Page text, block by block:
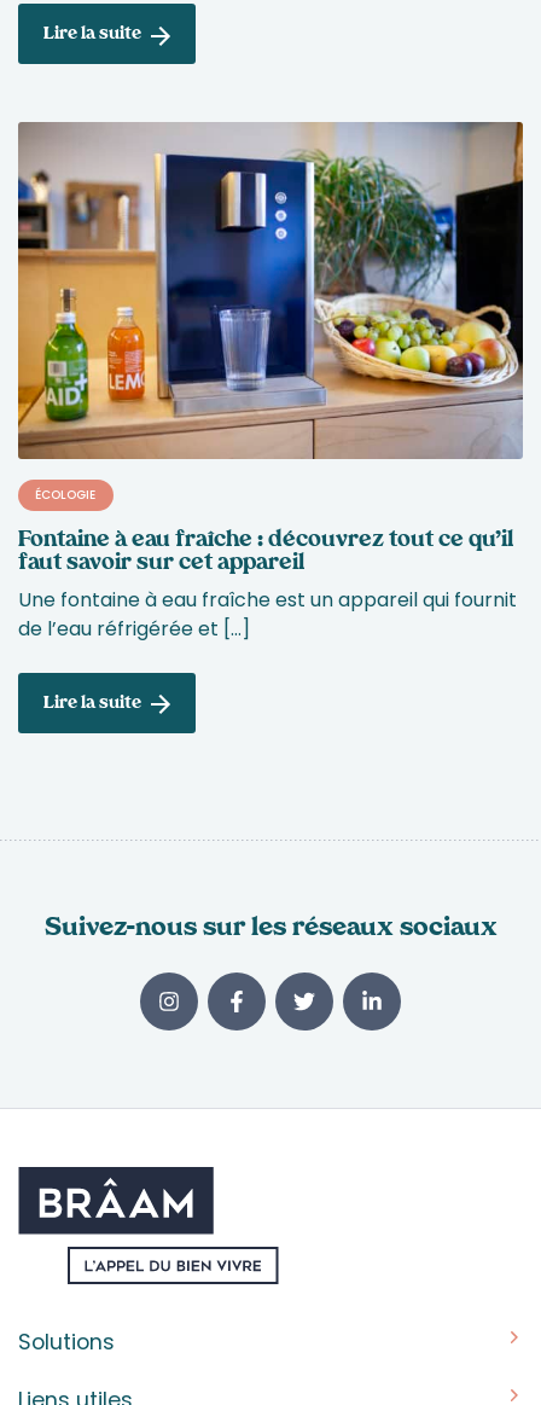
Lire la suite
ÉCOLOGIE
Fontaine à eau fraîche : découvrez tout ce qu’il
faut savoir sur cet appareil
Une fontaine à eau fraîche est un appareil qui fournit
de l’eau réfrigérée et […]
Lire la suite
Suivez-nous sur les réseaux sociaux
Solutions
Découvrez nos machines